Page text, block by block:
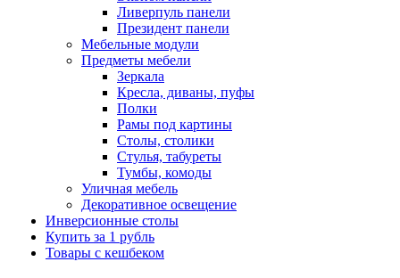
Ливерпуль панели
Президент панели
Мебельные модули
Предметы мебели
Зеркала
Кресла, диваны, пуфы
Полки
Рамы под картины
Столы, столики
Стулья, табуреты
Тумбы, комоды
Уличная мебель
Декоративное освещение
Инверсионные столы
Купить за 1 рубль
Товары с кешбеком